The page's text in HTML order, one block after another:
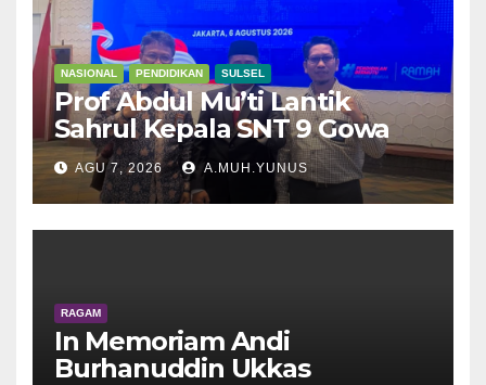
NASIONAL PENDIDIKAN SULSEL
Prof Abdul Mu’ti Lantik
Sahrul Kepala SNT 9 Gowa
AGU 7, 2026 A.MUH.YUNUS
RAGAM
In Memoriam Andi
Burhanuddin Ukkas